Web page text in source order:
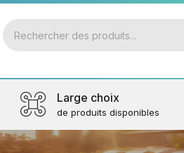
Large choix
de produits disponibles